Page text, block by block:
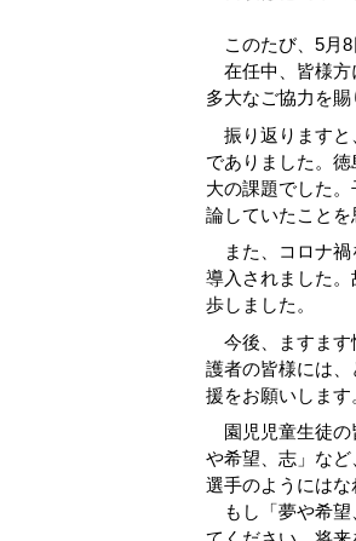
このたび、5月8
在任中、皆様方
多大なご協力を賜
振り返りますと
でありました。
大の課題でした
論していたことを
また、コロナ禍
導入されました
歩しました。
今後、ますます
護者の皆様には
援をお願いします
園児児童生徒の
や希望、志」な
選手のようにはな
もし「夢や希望